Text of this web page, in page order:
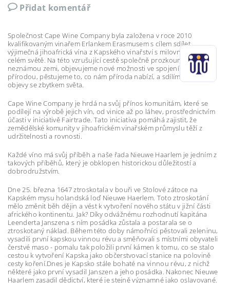
Přidat komentář
Společnost Cape Wine Company byla založena v roce 2010
kvalifikovaným vinařem Erlankem Erasmusem s cílem sdílet
výjimečná jihoafrická vína z Kapského vinařství s milovníky vína po
celém světě. Na této vzrušující cestě společně prozkoumáváme
neznámou zemi, objevujeme nové možnosti ve spojení s matkou
přírodou, pěstujeme to, co nám příroda nabízí, a sdílíme naše
objevy se zbytkem světa.
Cape Wine Company je hrdá na svůj přínos komunitám, které se
podílejí na výrobě jejich vín, od vinice až po láhev, prostřednictvím
účasti v iniciativě Fairtrade. Tato iniciativa pomáhá zajistit, že
zemědělské komunity v jihoafrickém vinařském průmyslu těží z
udržitelnosti a rovnosti.
Každé víno má svůj příběh a naše řada Nieuwe Haarlem je jedním z
takových příběhů, který je obklopen historickou důležitostí a
dobrodružstvím.
Dne 25. března 1647 ztroskotala v bouři ve Stolové zátoce na
Kapském mysu holandská loď Nieuwe Haerlem. Toto ztroskotání
mělo změnit běh dějin a vést k vytvoření nového státu v jižní části
afrického kontinentu. Jak? Díky odvážnému rozhodnutí kapitána
Leenderta Janszena s ním posádka zůstala a postarala se o
ztroskotaný náklad. Během této doby námořníci pěstovali zeleninu,
vysadili první kapskou vinnou révu a směňovali s místními obyvateli
čerstvé maso - pomalu tak položili první kámen k tomu, co se stalo
cestou k vytvoření Kapska jako občerstvovací stanice na polovině
cesty koření.Dnes je Kapsko stále bohaté na vinnou révu, z nichž
některé jako první vysadil Janszen a jeho posádka. Nakonec Nieuwe
Haarlem zasadil dědictví, které je stejně významné jako oslavované.